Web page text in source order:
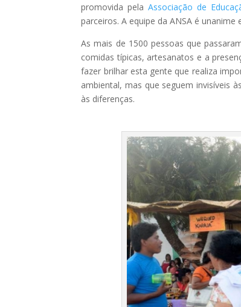
promovida pelaAssociação de
parceiros. A equipe da ANSA é
As mais de 1500 pessoas que
comidas típicas, artesanatos e a
fazer brilhar esta gente que realiza
ambiental, mas que seguem invisíveis
às diferenças.